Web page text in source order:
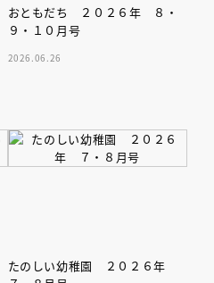
おともだち ２０２６年 ８・
９・１０月号
2026.06.26
たのしい幼稚園 ２０２６年